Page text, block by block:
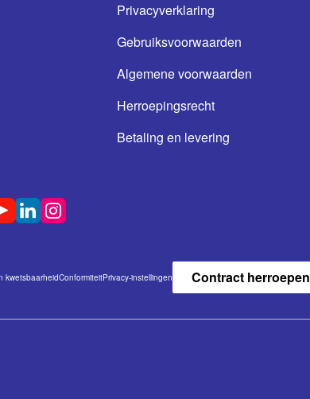
Privacyverklaring
Gebruiksvoorwaarden
Algemene voorwaarden
Herroepingsrecht
Betaling en levering
kwetsbaarheidConformiteitPrivacy-instellingen Contract herroepen